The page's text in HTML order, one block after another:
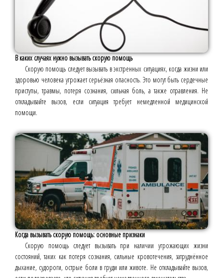
В каких случаях нужно вызывать скорую помощь
Скорую помощь следует вызывать в экстренных ситуациях, когда жизни или
здоровью человека угрожает серьёзная опасность. Это могут быть сердечные
приступы, травмы, потеря сознания, сильная боль, а также отравления. Не
откладывайте вызов, если ситуация требует немедленной медицинской
помощи.
Когда вызывать скорую помощь: основные признаки
Скорую помощь следует вызывать при наличии угрожающих жизни
состояний, таких как потеря сознания, сильные кровотечения, затруднённое
дыхание, судороги, острые боли в груди или животе. Не откладывайте вызов,